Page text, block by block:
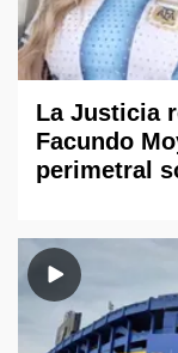
La Justicia
Facundo
perimetral